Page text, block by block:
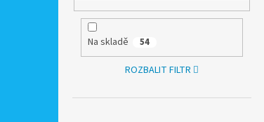
Na skladě 54
ROZBALIT FILTR